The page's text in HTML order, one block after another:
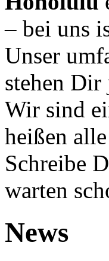
– bei uns
Unser
stehen Dir
Wir sind
heißen
Schreibe
warten
News